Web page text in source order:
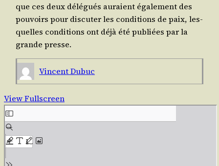
que ces deux délé­gués auraient éga­le­ment des
pou­voirs pour dis­cu­ter les condi­tions de paix, les­
quelles condi­tions ont déjà été publiées par la
grande presse.
Vincent Dubuc
View Fullscreen